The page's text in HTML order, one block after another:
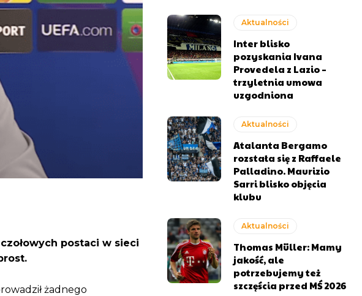
postaci w sieci
żadnego
Aktualności
Inter blisko
pozyskania Ivana
Provedela z Lazio –
trzyletnia umowa
uzgodniona
Aktualności
Atalanta Bergamo
rozstała się z Raffaele
Palladino. Maurizio
Sarri blisko objęcia
klubu
Aktualności
Thomas Müller: Mamy
jakość, ale
potrzebujemy też
szczęścia przed MŚ 2026